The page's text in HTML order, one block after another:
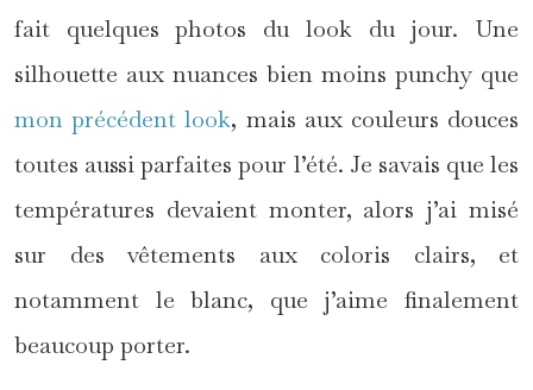
fait quelques photos du look du jour. Une
silhouette aux nuances bien moins punchy que
mon précédent look, mais aux couleurs douces
toutes aussi parfaites pour l’été. Je savais que les
températures devaient monter, alors j’ai misé
sur des vêtements aux coloris clairs, et
notamment le blanc, que j’aime finalement
beaucoup porter.